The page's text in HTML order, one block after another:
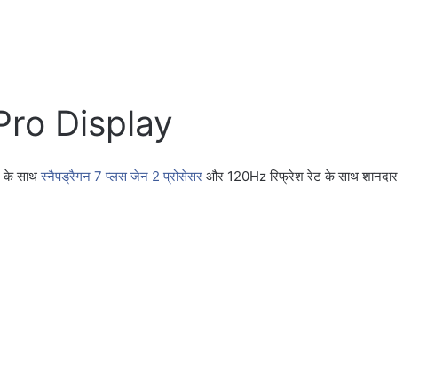
Display
के साथस्नैपड्रैगन 7 प्लस जेन 2 प्रोसेसर और 120Hz रिफ्रेश रेट के साथ शानदार